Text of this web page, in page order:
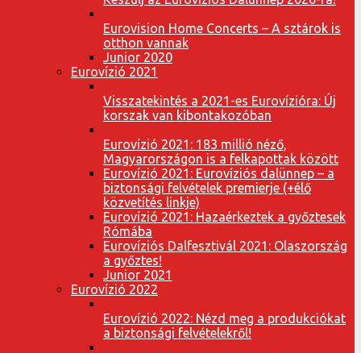
Eurovision Home Concerts – A sztárok is
otthon vannak
Junior 2020
Eurovízió 2021
Visszatekintés a 2021-es Eurovízióra: Új
korszak van kibontakozóban
Eurovízió 2021: 183 millió néző,
Magyarországon is a felkapottak között
Eurovízió 2021: Eurovíziós dalünnep – a
biztonsági felvételek premierje (+élő
közvetítés linkje)
Eurovízió 2021: Hazaérkeztek a győztesek
Rómába
Eurovíziós Dalfesztivál 2021: Olaszország
a győztes!
Junior 2021
Eurovízió 2022
Eurovízió 2022: Nézd meg a produkciókat
a biztonsági felvételekről!